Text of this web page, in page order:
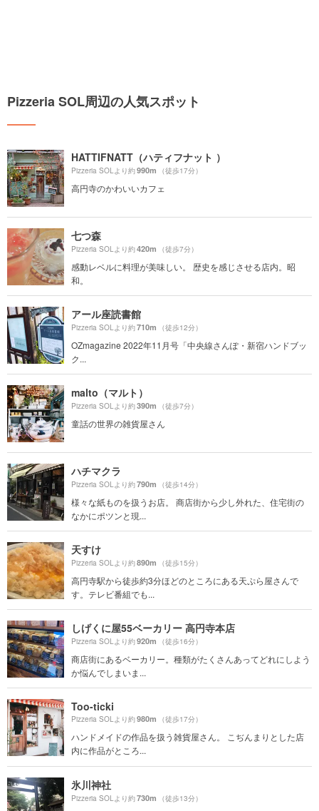
Pizzeria SOL周辺の人気スポット
HATTIFNATT（ハティフナット ）
Pizzeria SOLより約990m （徒歩17分）
高円寺のかわいいカフェ
七つ森
Pizzeria SOLより約420m （徒歩7分）
感動レベルに料理が美味しい。 歴史を感じさせる店内。昭
和。
アール座読書館
Pizzeria SOLより約710m （徒歩12分）
OZmagazine 2022年11月号「中央線さんぽ・新宿ハンドブッ
ク...
malto（マルト）
Pizzeria SOLより約390m （徒歩7分）
童話の世界の雑貨屋さん
ハチマクラ
Pizzeria SOLより約790m （徒歩14分）
様々な紙ものを扱うお店。 商店街から少し外れた、住宅街の
なかにポツンと現...
天すけ
Pizzeria SOLより約890m （徒歩15分）
高円寺駅から徒歩約3分ほどのところにある天ぷら屋さんで
す。テレビ番組でも...
しげくに屋55ベーカリー 高円寺本店
Pizzeria SOLより約920m （徒歩16分）
商店街にあるベーカリー。種類がたくさんあってどれにしよう
か悩んでしまいま...
Too-ticki
Pizzeria SOLより約980m （徒歩17分）
ハンドメイドの作品を扱う雑貨屋さん。 こぢんまりとした店
内に作品がところ...
氷川神社
Pizzeria SOLより約730m （徒歩13分）